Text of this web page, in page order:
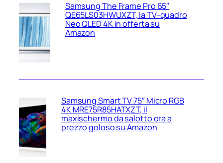
Samsung The Frame Pro 65″
QE65LS03HWUXZT, la TV‑quadro
Neo QLED 4K in offerta su
Amazon
Samsung Smart TV 75″ Micro RGB
4K MRE75R85HATXZT, il
maxischermo da salotto ora a
prezzo goloso su Amazon